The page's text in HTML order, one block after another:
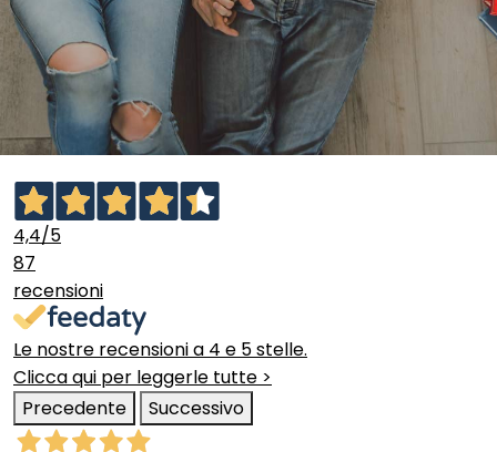
4,4/5
87
recensioni
Le nostre recensioni a 4 e 5 stelle.
Clicca qui per leggerle tutte >
Precedente
Successivo